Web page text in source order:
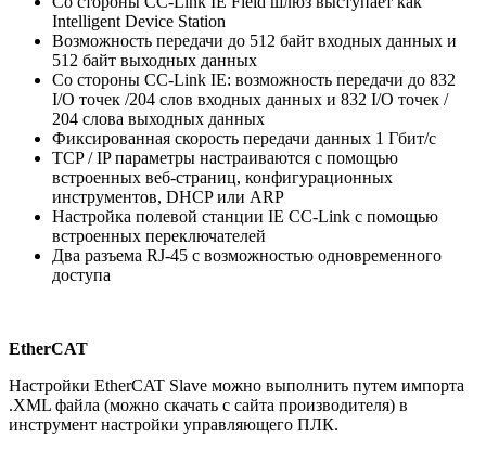
Intelligent Device Station
Возможность передачи до 512 байт входных данных и
512 байт выходных данных
Со стороны CC-Link IE: возможность передачи до 832
I/O точек /204 слов входных данных и 832 I/O точек /
204 слова выходных данных
Фиксированная скорость передачи данных 1 Гбит/с
TCP / IP параметры настраиваются с помощью
встроенных веб-страниц, конфигурационных
инструментов, DHCP или ARP
Настройка полевой станции IE CC-Link с помощью
встроенных переключателей
Два разъема RJ-45 с возможностью одновременного
доступа
EtherCAT
Настройки EtherCAT Slave можно выполнить путем импорта
.XML файла (можно скачать с сайта производителя) в
инструмент настройки управляющего ПЛК.